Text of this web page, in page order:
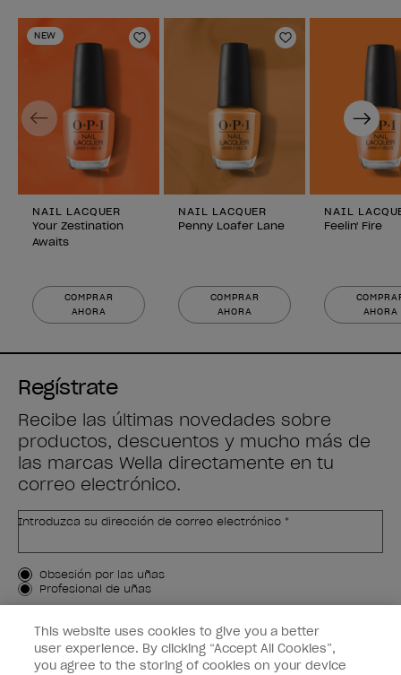
NEW
Añadir a la lista de deseos
NAIL LACQUER
Your Zestination
Awaits
COMPRAR
AHORA
Añadir a la
NAIL LACQUER
Penny Loafer Lane
COMPRAR
AHORA
NAIL
Feelin' Fire
AHORA
Previous Next
Regístrate
Recibe las últimas novedades sobre
productos, descuentos y mucho más de
las marcas Wella directamente en tu
correo electrónico.
Introduzca su dirección de correo electrónico *
Tipo de cliente
Obsesión por las uñas
Profesional de uñas
APÚNTAME
Customer Information
This website uses cookies to give you a better
user experience. By clicking “Accept All Cookies”,
you agree to the storing of cookies on your device